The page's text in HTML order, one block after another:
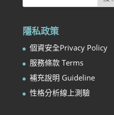
隱私政策
個資安全Privacy Policy
服務條款 Terms
補充說明 Guideline
性格分析線上測驗